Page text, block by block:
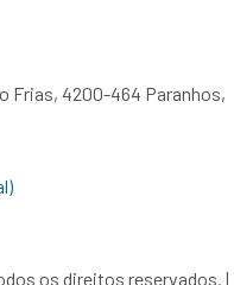
Frias, 4200-464 Paranhos,
os direitos reservados. |